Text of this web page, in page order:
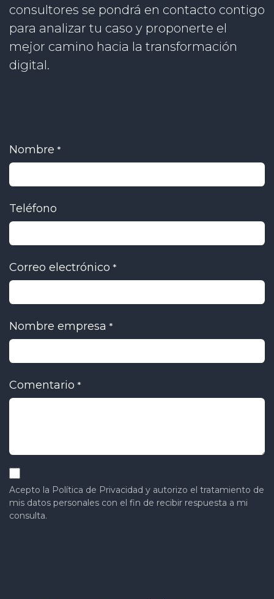
consultores se pondrá en contacto contigo
para analizar tu caso y proponerte el
mejor camino hacia la transformación
digital.
Nombre *
Teléfono
Correo electrónico *
Nombre empresa *
Comentario *
Acepto la Política de Privacidad y autorizo el tratamiento de
mis datos personales con el fin de recibir respuesta a mi
consulta.